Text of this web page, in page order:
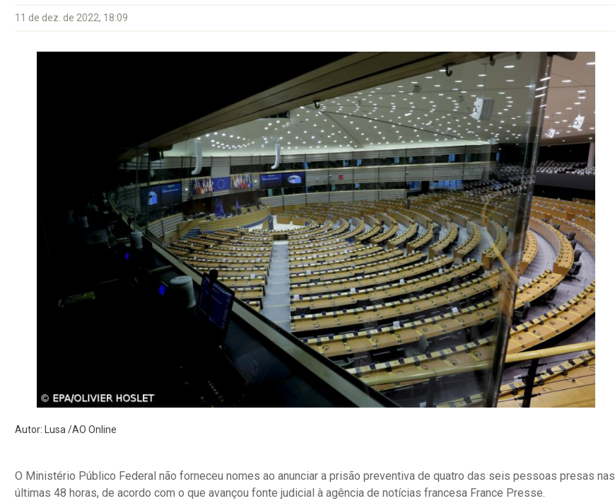
11 de dez. de 2022, 18:09
Autor: Lusa /AO Online
O Ministério Público Federal não forneceu nomes ao anunciar a prisão preventiva de quatro das seis pessoas presas nas
últimas 48 horas, de acordo com o que avançou fonte judicial à agência de notícias francesa France Presse.